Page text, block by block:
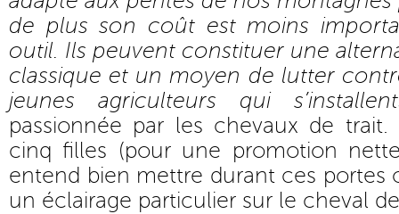
de plus son coût est moins
outil. Ils peuvent constituer une
classique et un moyen de lutter
jeunes agriculteurs qui
passionnée par les chevaux de
cinq filles (pour une promotion
entend bien mettre durant ces portes
un éclairage particulier sur le cheval